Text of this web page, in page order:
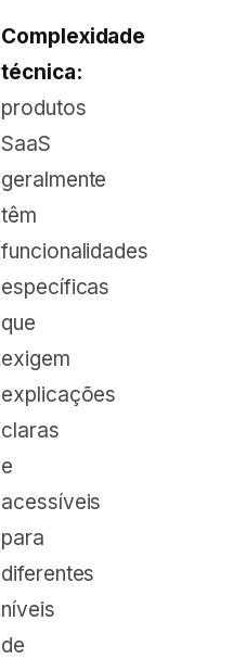
Complexidade
técnica:
produtos
SaaS
geralmente
têm
funcionalidades
específicas
que
exigem
explicações
claras
e
acessíveis
para
diferentes
níveis
de